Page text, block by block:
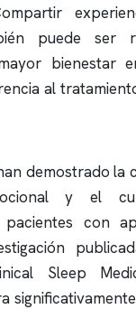
puede ser
bienestar
al
demostrado la
y el
con
Sleep